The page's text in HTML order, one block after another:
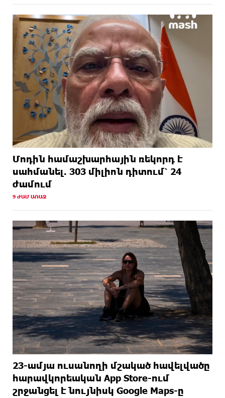
Մոդին համաշխարհային ռեկորդ է
սահմանել. 303 միլիոն դիտում՝ 24
ժամում
9 ԺԱՄ ԱՌԱՋ
23-ամյա ուսանողի մշակած հավելվածը
հարավկորեական App Store-ում
շրջանցել է նույնիսկ Google Maps-ը